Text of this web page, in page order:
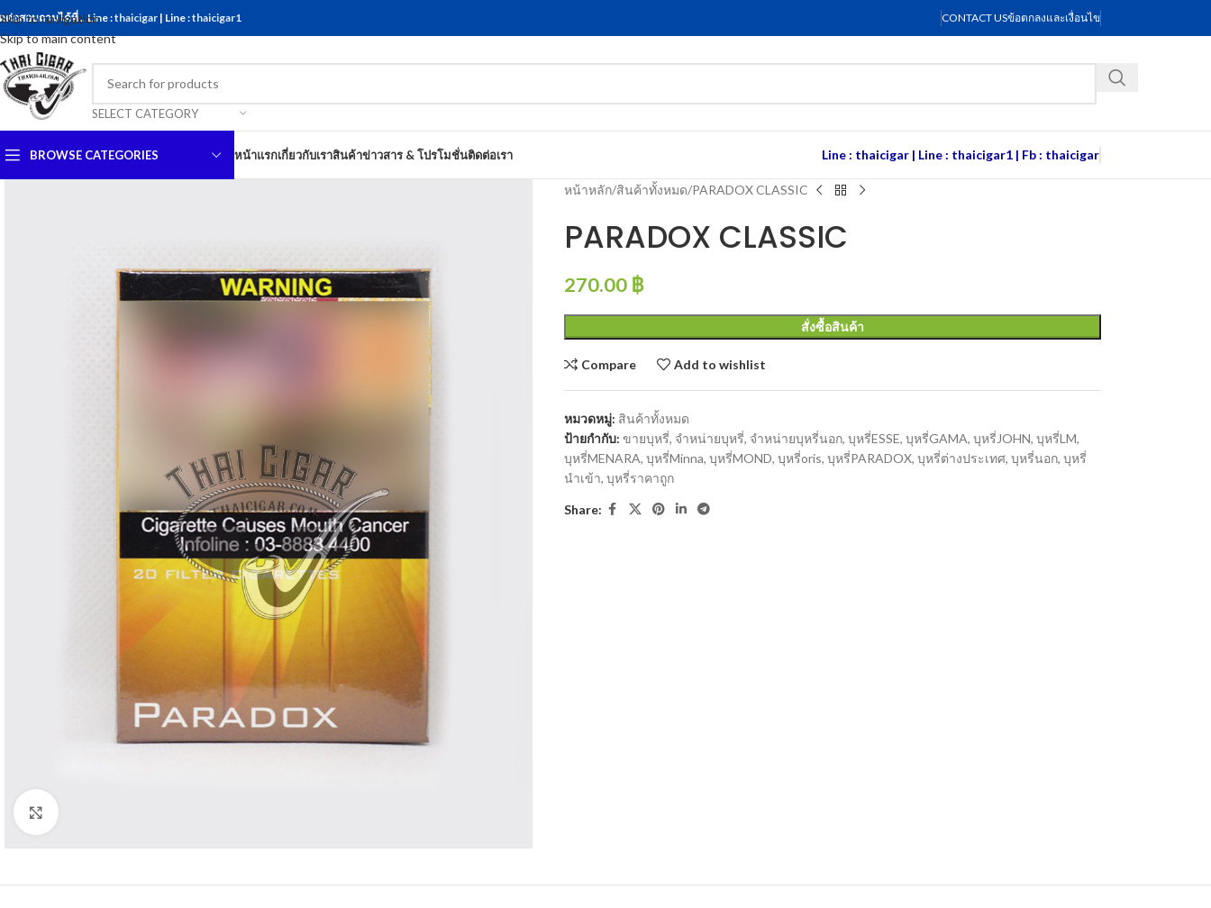
Skip to navigation
Skip to main content
ต่อสอบถามได้ที่ .. Line :thaicigar | Line :thaicigar1 CONTACT USข้อตกลงและเงื่อนไข
SELECT CATEGORY
BROWSE CATEGORIES หน้าแรกเกี่ยวกับเราสินค้าข่าวสาร & โปรโมชั่นติดต่อเรา Line : thaicigar | Line : thaicigar1 | Fb : thaicigar
หน้าหลัก สินค้าทั้งหมด PARADOX CLASSIC
PARADOX CLASSIC
270.00 ฿
สั่งซื้อสินค้า
Compare Add to wishlist
หมวดหมู่: สินค้าทั้งหมด
ป้ายกำกับ: ขายบุหรี่, จำหน่ายบุหรี่, จำหน่ายบุหรี่นอก, บุหรี่ESSE, บุหรี่GAMA, บุหรี่JOHN, บุหรี่LM,
บุหรี่MENARA, บุหรี่Minna, บุหรี่MOND, บุหรี่oris, บุหรี่PARADOX, บุหรี่ต่างประเทศ, บุหรี่นอก, บุหรี่
นำเข้า, บุหรี่ราคาถูก
Share: